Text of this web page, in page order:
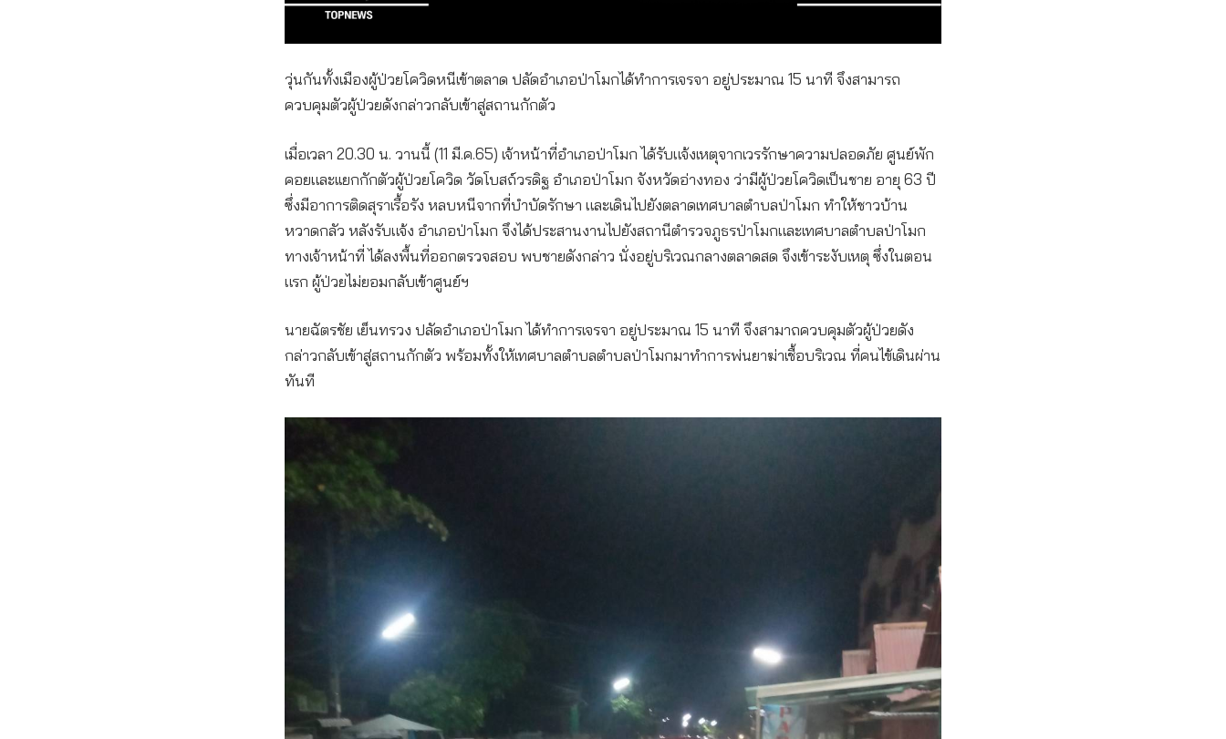
วุ่นกันทั้งเมืองผู้ป่วยโควิดหนีเข้าตลาด ปลัดอำเภอป่าโมกได้ทำการเจรจา อยู่ประมาณ 15 นาที จึงสามารถ
ควบคุมตัวผู้ป่วยดังกล่าวกลับเข้าสู่สถานกักตัว
เมื่อเวลา 20.30 น. วานนี้ (11 มี.ค.65) เจ้าหน้าที่อำเภอป่าโมก ได้รับแจ้งเหตุจากเวรรักษาความปลอดภัย ศูนย์พัก
คอยและเเยกกักตัวผู้ป่วยโควิด วัดโบสถ์วรดิฐ อำเภอป่าโมก จังหวัดอ่างทอง ว่ามีผู้ป่วยโควิดเป็นชาย อายุ 63 ปี
ซึ่งมีอาการติดสุราเรื้อรัง หลบหนีจากที่บำบัดรักษา และเดินไปยังตลาดเทศบาลตำบลป่าโมก ทำให้ชาวบ้าน
หวาดกลัว หลังรับแจ้ง อำเภอป่าโมก จึงได้ประสานงานไปยังสถานีตำรวจภูธรป่าโมกและเทศบาลตำบลป่าโมก
ทางเจ้าหน้าที่ ได้ลงพื้นที่ออกตรวจสอบ พบชายดังกล่าว นั่งอยู่บริเวณกลางตลาดสด จึงเข้าระงับเหตุ ซึ่งในตอน
แรก ผู้ป่วยไม่ยอมกลับเข้าศูนย์ฯ
นายฉัตรชัย เย็นทรวง ปลัดอำเภอป่าโมก ได้ทำการเจรจา อยู่ประมาณ 15 นาที จึงสามาถควบคุมตัวผู้ป่วยดัง
กล่าวกลับเข้าสู่สถานกักตัว พร้อมทั้งให้เทศบาลตำบลตำบลป่าโมกมาทำการพ่นยาฆ่าเชื้อบริเวณ ที่คนไข้เดินผ่าน
ทันที